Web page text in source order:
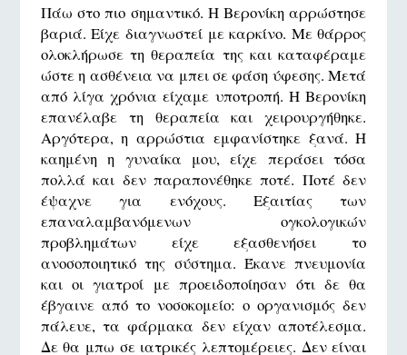
Πάω στο πιο σημαντικό. Η Βερονίκη αρρώστησε
βαριά. Είχε διαγνωστεί με καρκίνο. Με θάρρος
ολοκλήρωσε τη θεραπεία της και καταφέραμε
ώστε η ασθένεια να μπει σε φάση ύφεσης. Μετά
από λίγα χρόνια είχαμε υποτροπή. Η Βερονίκη
επανέλαβε τη θεραπεία και χειρουργήθηκε.
Αργότερα, η αρρώστια εμφανίστηκε ξανά. Η
καημένη η γυναίκα μου, είχε περάσει τόσα
πολλά και δεν παραπονέθηκε ποτέ. Ποτέ δεν
έψαχνε για ενόχους. Εξαιτίας των
επαναλαμβανόμενων ογκολογικών
προβλημάτων είχε εξασθενήσει το
ανοσοποιητικό της σύστημα. Έκανε πνευμονία
και οι γιατροί με προειδοποίησαν ότι δε θα
έβγαινε από το νοσοκομείο: ο οργανισμός δεν
πάλευε, τα φάρμακα δεν είχαν αποτέλεσμα.
Δε θα μπω σε ιατρικές λεπτομέρειες. Δεν είναι